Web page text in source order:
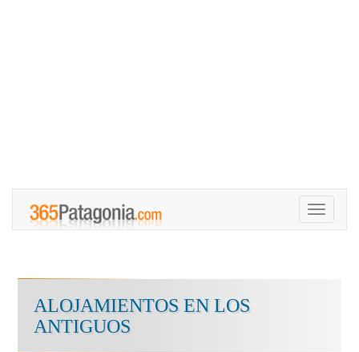
Toggle
ALOJAMIENTOS EN LOS
ANTIGUOS